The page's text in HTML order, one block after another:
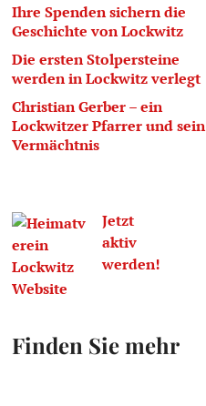
Ihre Spenden sichern die
Geschichte von Lockwitz
Die ersten Stolpersteine
werden in Lockwitz verlegt
Christian Gerber – ein
Lockwitzer Pfarrer und sein
Vermächtnis
Jetzt
aktiv
werden!
Finden Sie mehr